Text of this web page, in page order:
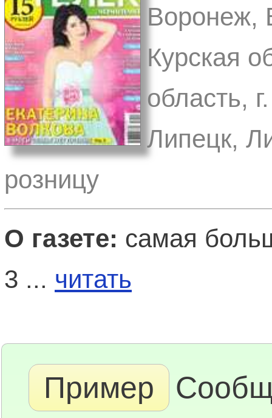
Воронеж,
Курская
область,
Липецк,
розницу
О газете: самая
3 ... читать
Пример